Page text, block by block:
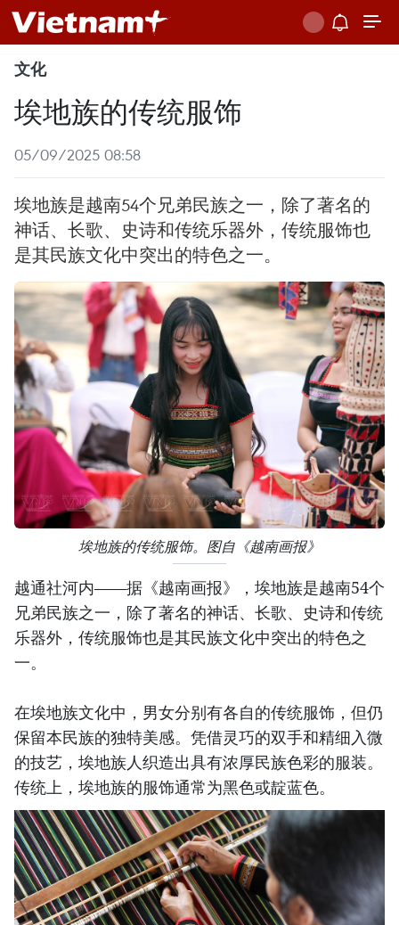
文化
埃地族的传统服饰
05/09/2025 08:58
埃地族是越南54个兄弟民族之一，除了著名的
神话、长歌、史诗和传统乐器外，传统服饰也
是其民族文化中突出的特色之一。
埃地族的传统服饰。图自《越南画报》
越通社河内——据《越南画报》，埃地族是越南54个
兄弟民族之一，除了著名的神话、长歌、史诗和传统
乐器外，传统服饰也是其民族文化中突出的特色之
一。
在埃地族文化中，男女分别有各自的传统服饰，但仍
保留本民族的独特美感。凭借灵巧的双手和精细入微
的技艺，埃地族人织造出具有浓厚民族色彩的服装。
传统上，埃地族的服饰通常为黑色或靛蓝色。